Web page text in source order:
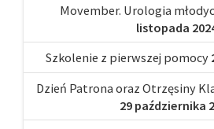
Movember. Urologia
listopada
Szkolenie z pierwszej pomocy
Dzień Patrona oraz Otrzęsiny
29 października